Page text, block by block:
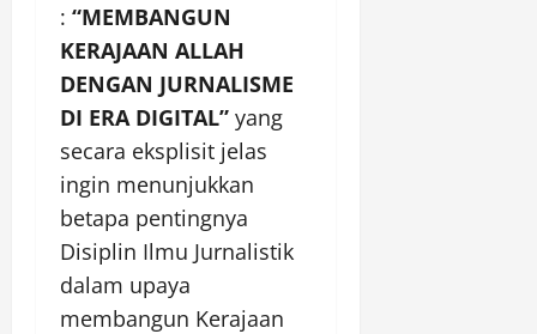
: “MEMBANGUN
KERAJAAN ALLAH
DENGAN JURNALISME
DI ERA DIGITAL” yang
secara eksplisit jelas
ingin menunjukkan
betapa pentingnya
Disiplin Ilmu Jurnalistik
dalam upaya
membangun Kerajaan